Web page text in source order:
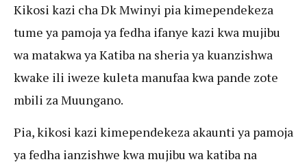
Kikosi kazi cha Dk Mwinyi pia kimependekeza
tume ya pamoja ya fedha ifanye kazi kwa mujibu
wa matakwa ya Katiba na sheria ya kuanzishwa
kwake ili iweze kuleta manufaa kwa pande zote
mbili za Muungano.
Pia, kikosi kazi kimependekeza akaunti ya pamoja
ya fedha ianzishwe kwa mujibu wa katiba na